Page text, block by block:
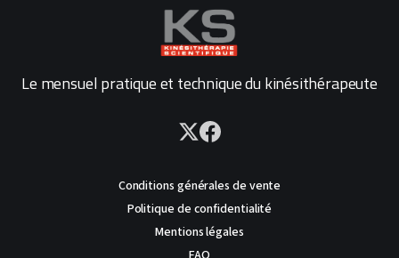
Le mensuel pratique et technique du kinésithérapeute
Conditions générales de vente
Politique de confidentialité
Mentions légales